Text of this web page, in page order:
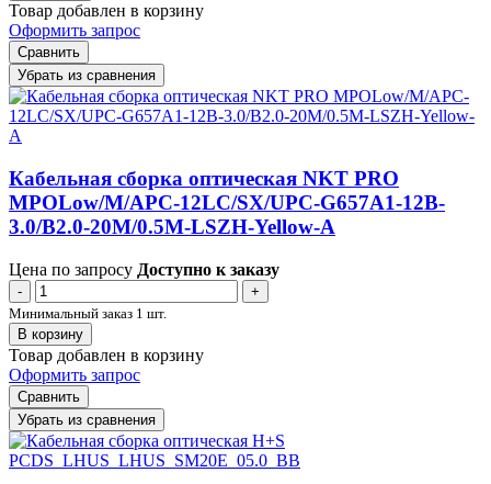
Товар добавлен в корзину
Оформить запрос
Сравнить
Убрать из сравнения
Кабельная сборка оптическая NKT PRO
MPOLow/M/APC-12LC/SX/UPC-G657A1-12B-
3.0/B2.0-20M/0.5M-LSZH-Yellow-A
Цена по запросу Доступно к заказу
-
+
Минимальный заказ 1 шт.
В корзину
Товар добавлен в корзину
Оформить запрос
Сравнить
Убрать из сравнения